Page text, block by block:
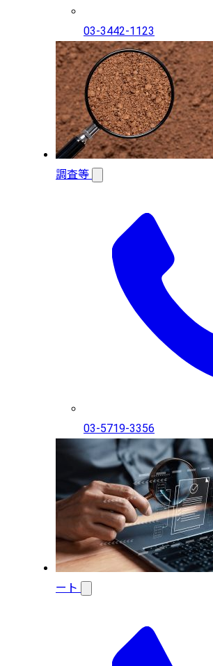
03-3442-1123
調査等
03-5719-3356
ート